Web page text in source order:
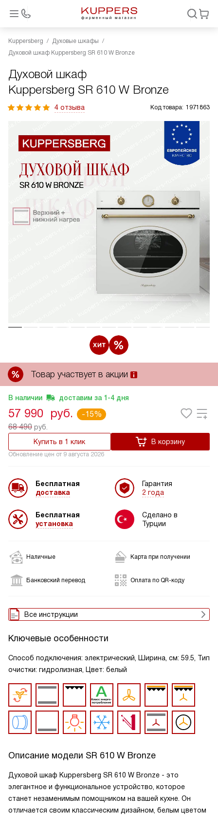
Kuppersberg
Духовые шкафы
Духовой шкаф Kuppersberg SR 610 W Bronze
Духовой шкаф
Kuppersberg SR 610 W Bronze
4 отзыва Код товара: 1971863
Товар участвует в акции
В наличии доставим за 1-4 дня
57 990 руб.
-15%
68 490 руб.
Купить в 1 клик
В корзину
Обновление цен от 9 августа 2026
Бесплатная
доставка
Бесплатная
установка
Гарантия
2 года
Сделано в
Турции
Наличные Карта при получении
Банковский перевод Оплата по QR-коду
Все инструкции
Ключевые особенности
Способ подключения: электрический, Ширина, см: 59.5, Тип
очистки: гидролизная, Цвет: белый
Описание модели SR 610 W Bronze
Духовой шкаф Kuppersberg SR 610 W Bronze - это
элегантное и функциональное устройство, которое
станет незаменимым помощником на вашей кухне. Он
отличается своим классическим дизайном, белым цветом